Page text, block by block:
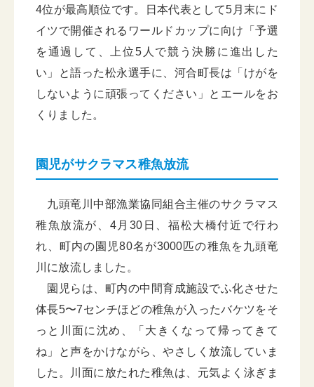
4位が最高順位です。日本代表として5月末にド
イツで開催されるワールドカップに向け「予選
を通過して、上位5人で競う決勝に進出した
い」と語った松永選手に、河合町長は「けがを
しないように頑張ってください」とエールをお
くりました。
園児がサクラマス稚魚放流
九頭竜川中部漁業協同組合主催のサクラマス
稚魚放流が、4月30日、福松大橋付近で行わ
れ、町内の園児80名が3000匹の稚魚を九頭竜
川に放流しました。
園児らは、町内の中間育成施設でふ化させた
体長5〜7センチほどの稚魚が入ったバケツをそ
っと川面に沈め、「大きくなって帰ってきて
ね」と声をかけながら、やさしく放流していま
した。川面に放たれた稚魚は、元気よく泳ぎま